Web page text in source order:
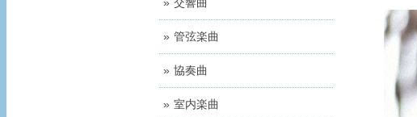
管弦楽曲
協奏曲
室内楽曲